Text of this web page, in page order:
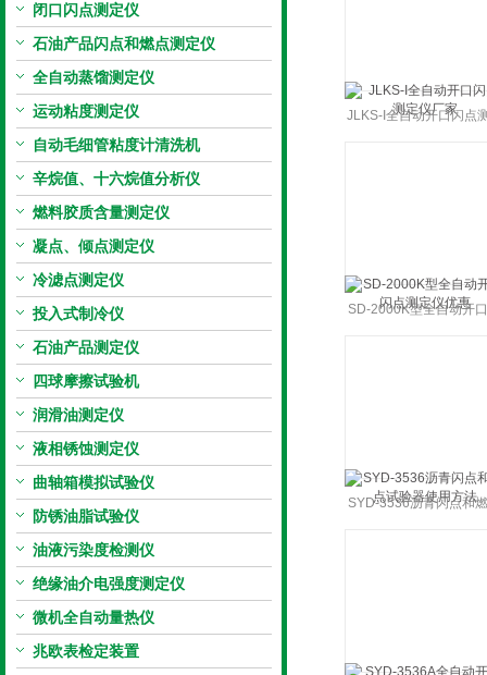
闭口闪点测定仪
石油产品闪点和燃点测定仪
全自动蒸馏测定仪
运动粘度测定仪
自动毛细管粘度计清洗机
辛烷值、十六烷值分析仪
燃料胶质含量测定仪
凝点、倾点测定仪
冷滤点测定仪
投入式制冷仪
石油产品测定仪
四球摩擦试验机
润滑油测定仪
液相锈蚀测定仪
曲轴箱模拟试验仪
防锈油脂试验仪
油液污染度检测仪
绝缘油介电强度测定仪
微机全自动量热仪
兆欧表检定装置
JLKS-I全自动开口闪点
SD-2000K型全自动开
SYD-3536沥青闪点和